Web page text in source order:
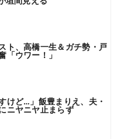
ト、高橋一生＆ガチ勢・戸
「ウワー！」
けど…」飯豊まりえ、夫・
ニヤニヤ止まらず